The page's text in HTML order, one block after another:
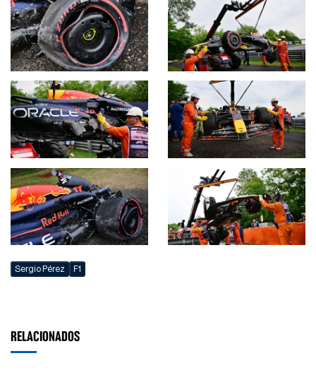
Sergio Pérez F1
RELACIONADOS